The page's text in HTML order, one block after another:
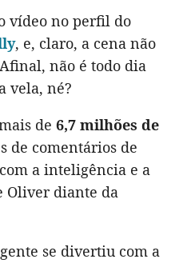
vídeo no perfil do
, e, claro, a cena não
não é todo dia
vela, né?
de 6,7 milhões de
de comentários de
a inteligência e a
Oliver diante da
se divertiu com a